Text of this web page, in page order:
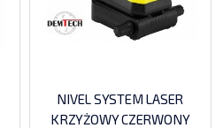
NIVEL SYSTEM LASER
KRZYŻOWY CZERWONY